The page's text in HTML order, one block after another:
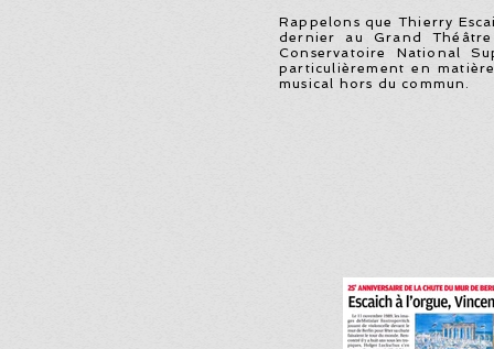
Rappelons que Thierry
dernier au Grand
Conservatoire National
particulièrement en
musical hors du commun.